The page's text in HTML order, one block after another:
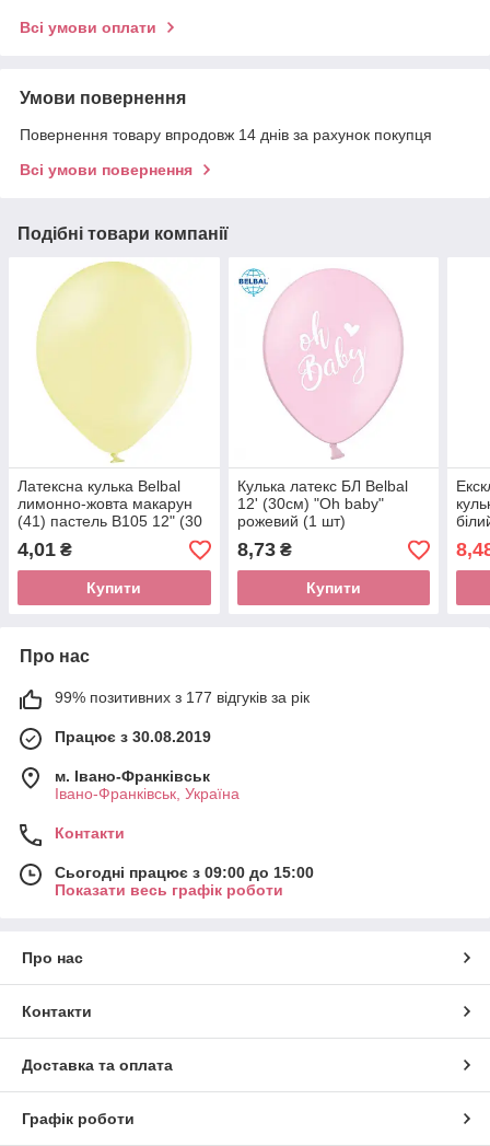
Всі умови оплати
Умови повернення
Повернення товару впродовж 14 днів за рахунок покупця
Всі умови повернення
Подібні товари компанії
Латексна кулька Belbal
лимонно-жовта макарун
(41) пастель В105 12" (30
см) 1 шт
4,01 ₴
Купити
Кулька латекс БЛ Belbal
12' (30см) "Oh baby"
рожевий (1 шт)
8,73₴
Купити
1шт.
Про нас
99% позитивних з 177 відгуків за рік
Працює з 30.08.2019
м. Івано-Франківськ
Івано-Франківськ, Україна
Контакти
Сьогодні працює з 09:00 до 15:00
Показати весь графік роботи
Про нас
Контакти
Доставка та оплата
Графік роботи